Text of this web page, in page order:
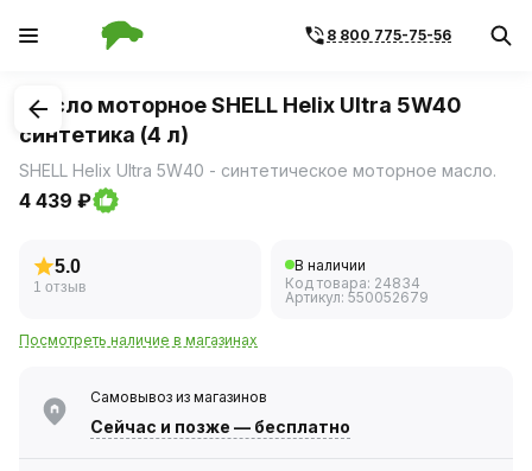
8 800 775-75-56
1/2
Масло моторное SHELL Helix Ultra 5W40
синтетика (4 л)
SHELL Helix Ultra 5W40 - синтетическое моторное масло.
4 439 ₽
5.0
1 отзыв
В наличии
Код товара: 24834
Артикул: 550052679
Посмотреть наличие в магазинах
Самовывоз из магазинов
Сейчас и позже — бесплатно